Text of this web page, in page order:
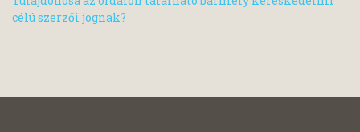
célú szerzői jognak?